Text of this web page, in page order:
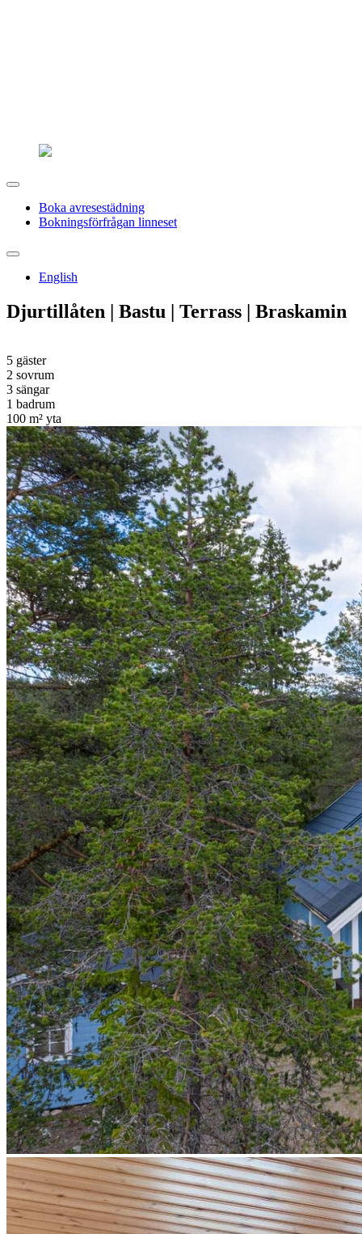
Boka avresestädning
Bokningsförfrågan linneset
English
Djurtillåten | Bastu | Terrass | Braskamin
5 gäster
2 sovrum
3 sängar
1 badrum
100 m² yta